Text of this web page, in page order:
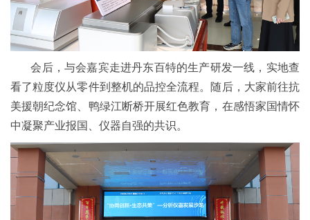
会后，与会嘉宾走进丹东百特的生产研发一线，实地查
看了粒度仪从零件到整机的品控全流程。随后，大家前往抗
美援朝纪念馆、鸭绿江断桥开展红色教育，在感悟家国情怀
中凝聚产业报国、仪器自强的共识。